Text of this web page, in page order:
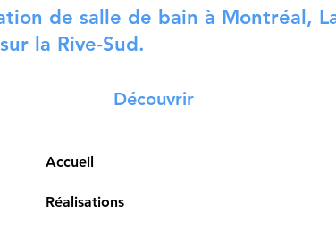
de salle de bain à Montréal,
la Rive-Sud.
Découvrir
Accueil
Réalisations